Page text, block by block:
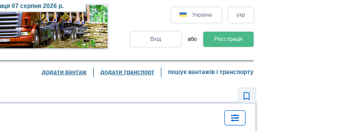
07 серпня 2026 р.
Україна укр
Вхід або Реєстрація
додати вантаж додати транспорт пошук вантажів і транспорту